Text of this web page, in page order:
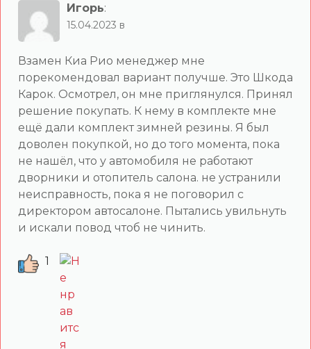
Игорь:
15.04.2023 в
Взамен Киа Рио менеджер мне
порекомендовал вариант получше. Это Шкода
Карок. Осмотрел, он мне приглянулся. Принял
решение покупать. К нему в комплекте мне
ещё дали комплект зимней резины. Я был
доволен покупкой, но до того момента, пока
не нашёл, что у автомобиля не работают
дворники и отопитель салона. не устранили
неисправность, пока я не поговорил с
директором автосалоне. Пытались увильнуть
и искали повод чтоб не чинить.
1